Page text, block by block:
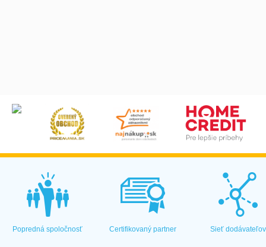
Popredná spoločnosť Certifikovaný partner Sieť dodávateľov